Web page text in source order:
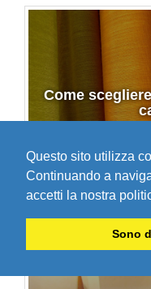
Questo sito utilizza
Continuando a
accetti la nostra
Sono
Come